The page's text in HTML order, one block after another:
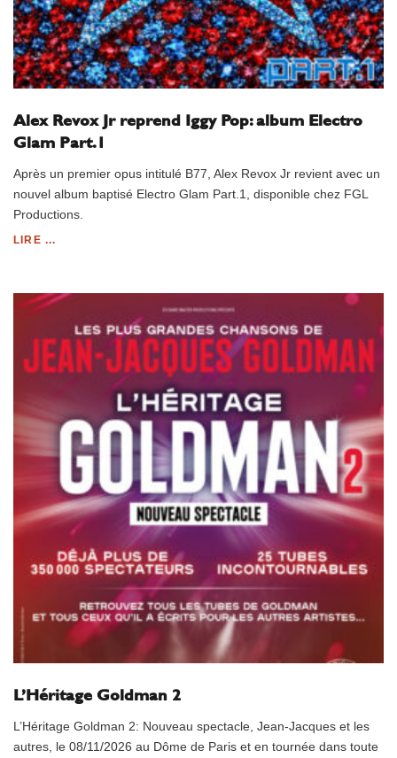
Alex Revox Jr reprend Iggy Pop: album Electro
Glam Part.1
Après un premier opus intitulé B77, Alex Revox Jr revient avec un
nouvel album baptisé Electro Glam Part.1, disponible chez FGL
Productions.
LIRE ...
L’Héritage Goldman 2
L’Héritage Goldman 2: Nouveau spectacle, Jean-Jacques et les
autres, le 08/11/2026 au Dôme de Paris et en tournée dans toute